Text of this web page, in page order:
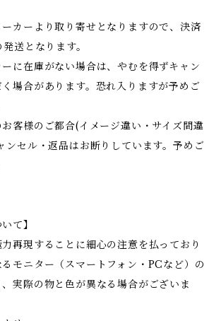
ーカーより取り寄せとなりますので、決済
送となります。
ーに在庫がない場合は、やむを得ずキャン
場合があります。恐れ入りますが予めご
お客様のご都合(イメージ違い・サイズ間違
ンセル・返品はお断りしています。予めご
て】
再現することに細心の注意を払っており
モニター（スマートフォン・PCなど）の
実際の物と色が異なる場合がございま